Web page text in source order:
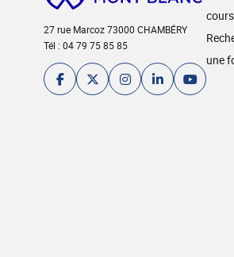
27 rue Marcoz 73000 CHAMBÉRY
Tél : 04 79 75 85 85
cours
une